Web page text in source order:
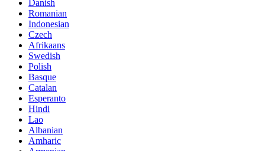
Danish
Romanian
Indonesian
Czech
Afrikaans
Swedish
Polish
Basque
Catalan
Esperanto
Hindi
Lao
Albanian
Amharic